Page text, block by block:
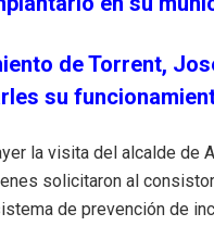
de Torrent,
su
la visita del alcalde de
solicitaron al
de prevención de